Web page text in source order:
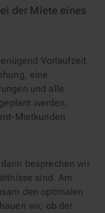
der Miete eines
Vorlaufzeit
eine
und alle
werden.
Mietkunden
besprechen wir
sind. Am
den optimalen
wir, ob der